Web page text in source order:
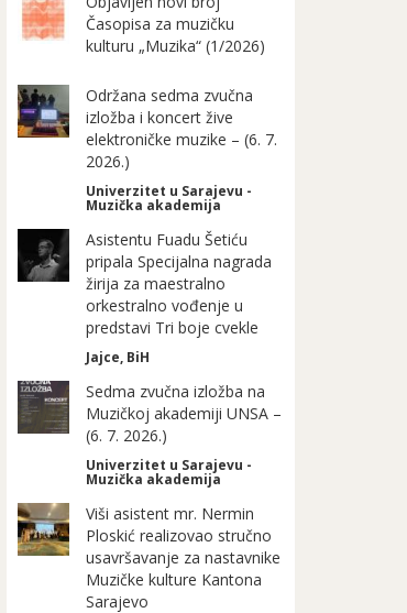
Časopisa za muzičku
kulturu „Muzika“ (1/2026)
Održana sedma zvučna
izložba i koncert žive
elektroničke muzike – (6. 7.
2026.)
Univerzitet u Sarajevu -
Muzička akademija
Asistentu Fuadu Šetiću
pripala Specijalna nagrada
žirija za maestralno
orkestralno vođenje u
predstavi Tri boje cvekle
Jajce, BiH
Sedma zvučna izložba na
Muzičkoj akademiji UNSA –
(6. 7. 2026.)
Univerzitet u Sarajevu -
Muzička akademija
Viši asistent mr. Nermin
Ploskić realizovao stručno
usavršavanje za nastavnike
Muzičke kulture Kantona
Sarajevo